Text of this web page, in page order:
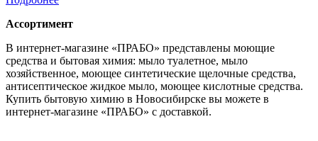
Ассортимент
В интернет-магазине «ПРАБО» представлены моющие
средства и бытовая химия: мыло туалетное, мыло
хозяйственное, моющее синтетические щелочные средства,
антисептическое жидкое мыло, моющее кислотные средства.
Купить бытовую химию в Новосибирске вы можете в
интернет-магазине «ПРАБО» с доставкой.